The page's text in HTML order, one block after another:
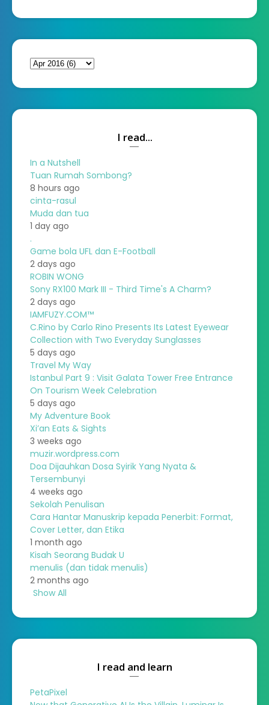
I read...
In a Nutshell
Tuan Rumah Sombong?
8 hours ago
cinta-rasul
Muda dan tua
1 day ago
.
Game bola UFL dan E-Football
2 days ago
ROBIN WONG
Sony RX100 Mark III - Third Time's A Charm?
2 days ago
IAMFUZY.COM™
C.Rino by Carlo Rino Presents Its Latest Eyewear
Collection with Two Everyday Sunglasses
5 days ago
Travel My Way
Istanbul Part 9 : Visit Galata Tower Free Entrance
On Tourism Week Celebration
5 days ago
My Adventure Book
Xi’an Eats & Sights
3 weeks ago
muzir.wordpress.com
Doa Dijauhkan Dosa Syirik Yang Nyata &
Tersembunyi
4 weeks ago
Sekolah Penulisan
Cara Hantar Manuskrip kepada Penerbit: Format,
Cover Letter, dan Etika
1 month ago
Kisah Seorang Budak U
menulis (dan tidak menulis)
2 months ago
Show All
I read and learn
PetaPixel